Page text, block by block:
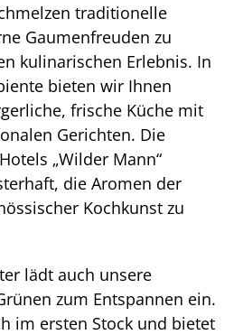
traditionelle
Gaumenfreuden zu
kulinarischen Erlebnis. In
bieten wir Ihnen
frische Küche mit
Gerichten. Die
„Wilder Mann“
die Aromen der
Kochkunst zu
lädt auch unsere
zum Entspannen ein.
im ersten Stock und bietet